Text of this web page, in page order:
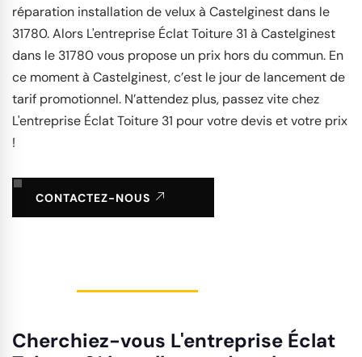
réparation installation de velux à Castelginest dans le
31780. Alors L'entreprise Éclat Toiture 31 à Castelginest
dans le 31780 vous propose un prix hors du commun. En
ce moment à Castelginest, c’est le jour de lancement de
tarif promotionnel. N’attendez plus, passez vite chez
L'entreprise Éclat Toiture 31 pour votre devis et votre prix
!
CONTACTEZ-NOUS
Cherchiez-vous L'entreprise Éclat